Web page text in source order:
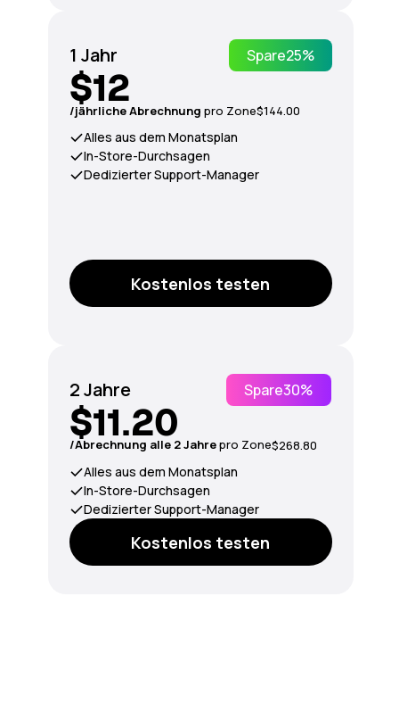
1 Jahr Spare25%
$12
/jährliche Abrechnung pro Zone$144.00
Alles aus dem Monatsplan
In-Store-Durchsagen
Dedizierter Support-Manager
Kostenlos testen
2 Jahre Spare30%
$11.20
/Abrechnung alle 2 Jahrepro Zone$268.80
Alles aus dem Monatsplan
In-Store-Durchsagen
Dedizierter Support-Manager
Kostenlos testen